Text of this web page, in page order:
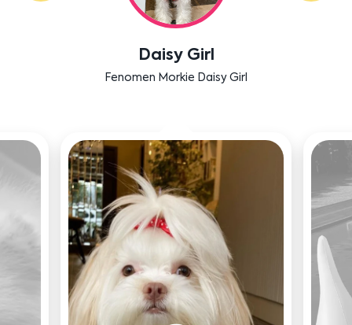
Labradoodle Bruno
Bensu Soral'ın dostu Bruno